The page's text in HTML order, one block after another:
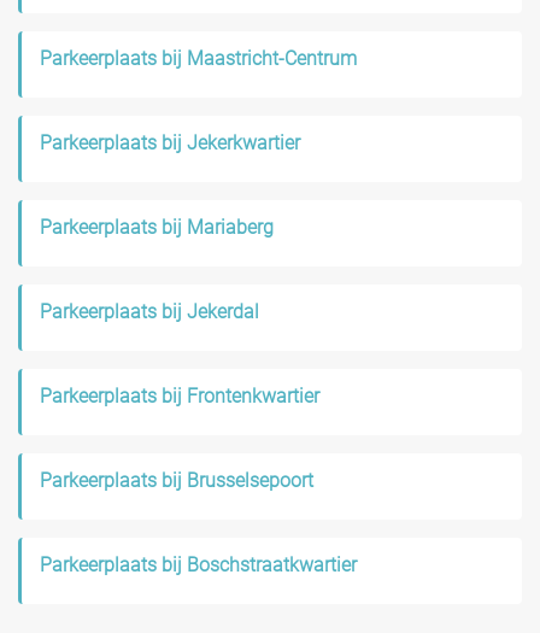
Parkeerplaats bij Maastricht-Centrum
Parkeerplaats bij Jekerkwartier
Parkeerplaats bij Mariaberg
Parkeerplaats bij Jekerdal
Parkeerplaats bij Frontenkwartier
Parkeerplaats bij Brusselsepoort
Parkeerplaats bij Boschstraatkwartier